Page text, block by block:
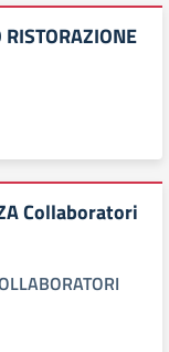
Collaboratori